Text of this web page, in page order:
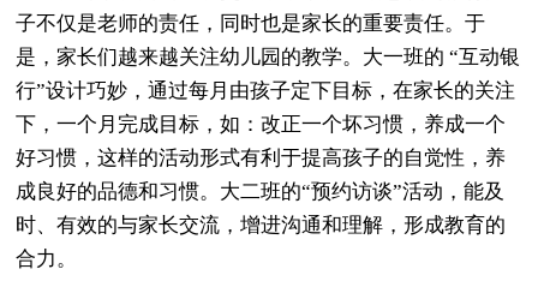
子不仅是老师的责任，同时也是家长的重要责任。于
是，家长们越来越关注幼儿园的教学。大一班的 “互动银
行”设计巧妙，通过每月由孩子定下目标，在家长的关注
下，一个月完成目标，如：改正一个坏习惯，养成一个
好习惯，这样的活动形式有利于提高孩子的自觉性，养
成良好的品德和习惯。大二班的“预约访谈”活动，能及
时、有效的与家长交流，增进沟通和理解，形成教育的
合力。